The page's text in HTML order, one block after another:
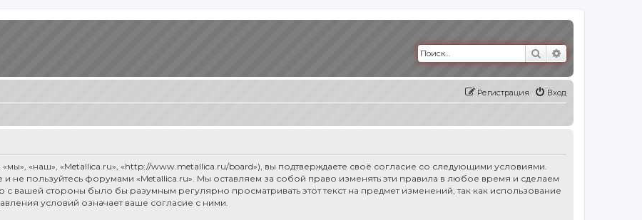
Поиск
Вход
Регистрация
«наш», «Metallica.ru», «http://www.metallica.ru/board»), вы подтверждаете своё согласие со следующими условиями.
и не пользуйтесь форумами «Metallica.ru». Мы оставляем за собой право изменять эти правила в любое время и сделаем
вашей стороны было бы разумным регулярно просматривать этот текст на предмет изменений, так как использование
условий означает ваше согласие с ними.